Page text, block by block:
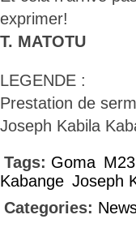
exprimer!
T. MATOTU
LEGENDE :
Prestation de
Joseph Kabila
Tags: Goma M23
Kabange Joseph
Categories: